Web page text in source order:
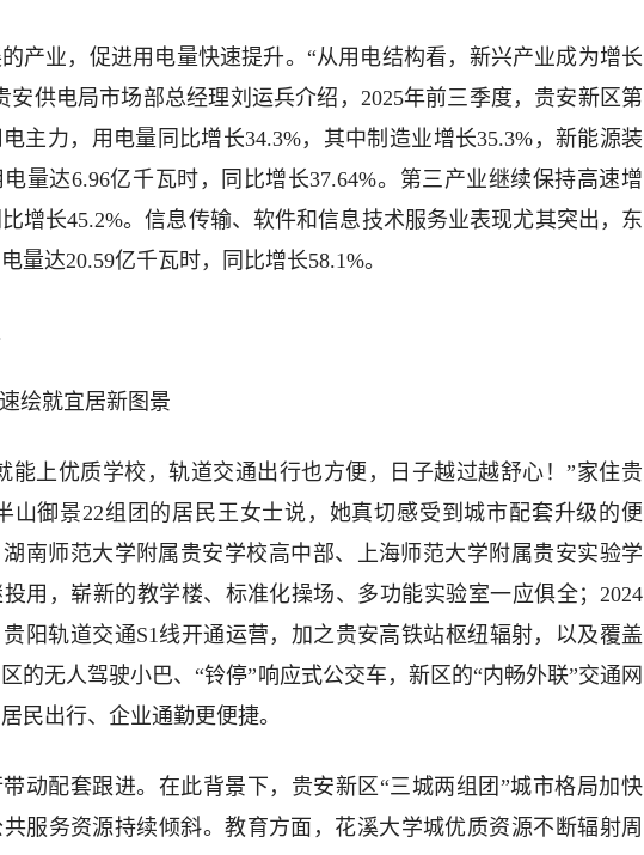
产业，促进用电量快速提升。“从用电结构看，新兴产业成为增长
安供电局市场部总经理刘运兵介绍，2025年前三季度，贵安新区第
主力，用电量同比增长34.3%，其中制造业增长35.3%，新能源装
量达6.96亿千瓦时，同比增长37.64%。第三产业继续保持高速增
增长45.2%。信息传输、软件和信息技术服务业表现尤其突出，东
量达20.59亿千瓦时，同比增长58.1%。
绘就宜居新图景
能上优质学校，轨道交通出行也方便，日子越过越舒心！”家住贵
山御景22组团的居民王女士说，她真切感受到城市配套升级的便
湖南师范大学附属贵安学校高中部、上海师范大学附属贵安实验学
用，崭新的教学楼、标准化操场、多功能实验室一应俱全；2024
贵阳轨道交通S1线开通运营，加之贵安高铁站枢纽辐射，以及覆盖
的无人驾驶小巴、“铃停”响应式公交车，新区的“内畅外联”交通网
民出行、企业通勤更便捷。
动配套跟进。在此背景下，贵安新区“三城两组团”城市格局加快
服务资源持续倾斜。教育方面，花溪大学城优质资源不断辐射周